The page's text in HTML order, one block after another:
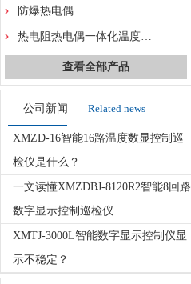
防爆热电偶
热电阻热电偶一体化温度变送传感器系列
查看全部产品
公司新闻 Related news
XMZD-16智能16路温度数显控制巡
检仪是什么？
一文读懂XMZDBJ-8120R2智能8回路
数字显示控制巡检仪
XMTJ-3000L智能数字显示控制仪显
示不稳定？